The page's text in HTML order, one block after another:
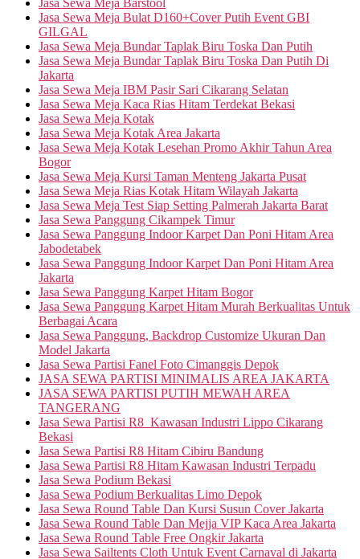
Jasa Sewa Meja Barstool
Jasa Sewa Meja Bulat D160+Cover Putih Event GBI
GILGAL
Jasa Sewa Meja Bundar Taplak Biru Toska Dan Putih
Jasa Sewa Meja Bundar Taplak Biru Toska Dan Putih Di
Jakarta
Jasa Sewa Meja IBM Pasir Sari Cikarang Selatan
Jasa Sewa Meja Kaca Rias Hitam Terdekat Bekasi
Jasa Sewa Meja Kotak
Jasa Sewa Meja Kotak Area Jakarta
Jasa Sewa Meja Kotak Lesehan Promo Akhir Tahun Area
Bogor
Jasa Sewa Meja Kursi Taman Menteng Jakarta Pusat
Jasa Sewa Meja Rias Kotak Hitam Wilayah Jakarta
Jasa Sewa Meja Test Siap Setting Palmerah Jakarta Barat
Jasa Sewa Panggung Cikampek Timur
Jasa Sewa Panggung Indoor Karpet Dan Poni Hitam Area
Jabodetabek
Jasa Sewa Panggung Indoor Karpet Dan Poni Hitam Area
Jakarta
Jasa Sewa Panggung Karpet Hitam Bogor
Jasa Sewa Panggung Karpet Hitam Murah Berkualitas Untuk
Berbagai Acara
Jasa Sewa Panggung, Backdrop Customize Ukuran Dan
Model Jakarta
Jasa Sewa Partisi Fanel Foto Cimanggis Depok
JASA SEWA PARTISI MINIMALIS AREA JAKARTA
JASA SEWA PARTISI PUTIH MEWAH AREA
TANGERANG
Jasa Sewa Partisi R8 Kawasan Industri Lippo Cikarang
Bekasi
Jasa Sewa Partisi R8 Hitam Cibiru Bandung
Jasa Sewa Partisi R8 Hitam Kawasan Industri Terpadu
Jasa Sewa Podium Bekasi
Jasa Sewa Podium Berkualitas Limo Depok
Jasa Sewa Round Table Dan Kursi Susun Cover Jakarta
Jasa Sewa Round Table Dan Mejja VIP Kaca Area Jakarta
Jasa Sewa Round Table Free Ongkir Jakarta
Jasa Sewa Sailtents Cloth Untuk Event Carnaval di Jakarta